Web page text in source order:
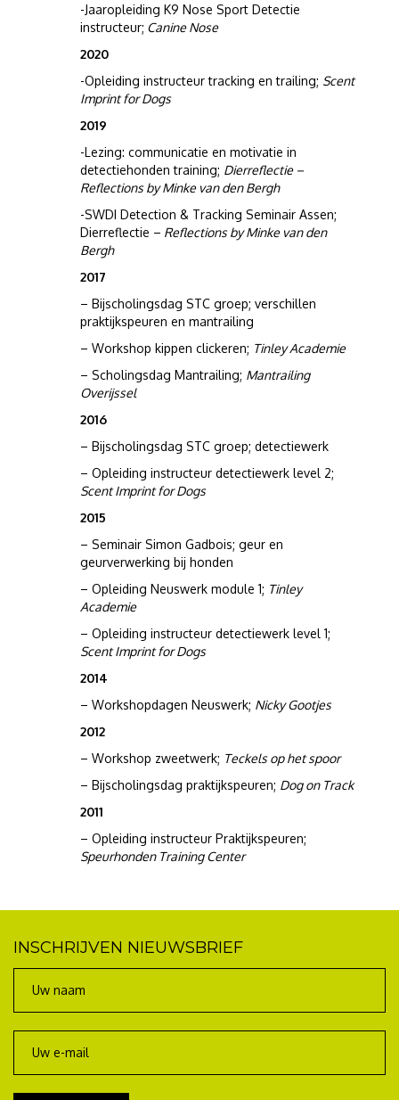
-Jaaropleiding K9 Nose Sport Detectie
instructeur; Canine Nose
2020
-Opleiding instructeur tracking en trailing; Scent
Imprint for Dogs
2019
-Lezing: communicatie en motivatie in
detectiehonden training; Dierreflectie –
Reflections by Minke van den Bergh
-SWDI Detection & Tracking Seminair Assen;
Dierreflectie – Reflections by Minke van den
Bergh
2017
– Bijscholingsdag STC groep; verschillen
praktijkspeuren en mantrailing
– Workshop kippen clickeren; Tinley Academie
– Scholingsdag Mantrailing; Mantrailing
Overijssel
2016
– Bijscholingsdag STC groep; detectiewerk
– Opleiding instructeur detectiewerk level 2;
Scent Imprint for Dogs
2015
– Seminair Simon Gadbois; geur en
geurverwerking bij honden
– Opleiding Neuswerk module 1; Tinley
Academie
– Opleiding instructeur detectiewerk level 1;
Scent Imprint for Dogs
2014
– Workshopdagen Neuswerk; Nicky Gootjes
2012
– Workshop zweetwerk; Teckels op het spoor
– Bijscholingsdag praktijkspeuren; Dog on Track
2011
– Opleiding instructeur Praktijkspeuren;
Speurhonden Training Center
INSCHRIJVEN NIEUWSBRIEF